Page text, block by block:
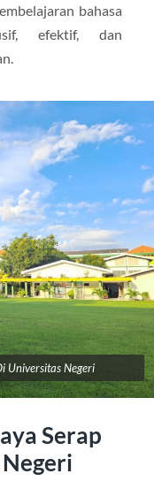
bahasa
efektif, dan
Universitas Negeri
Serap